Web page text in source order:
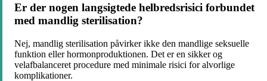
Er der nogen langsigtede helbredsrisici forbundet
med mandlig sterilisation?
Nej, mandlig sterilisation påvirker ikke den mandlige seksuelle
funktion eller hormonproduktionen. Det er en sikker og
velafbalanceret procedure med minimale risici for alvorlige
komplikationer.